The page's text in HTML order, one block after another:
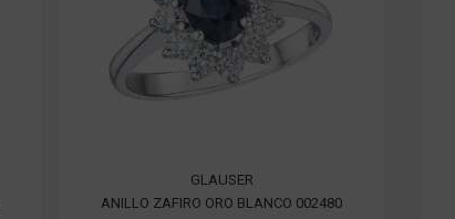
GLAUSER
ANILLO ZAFIRO ORO BLANCO 002480